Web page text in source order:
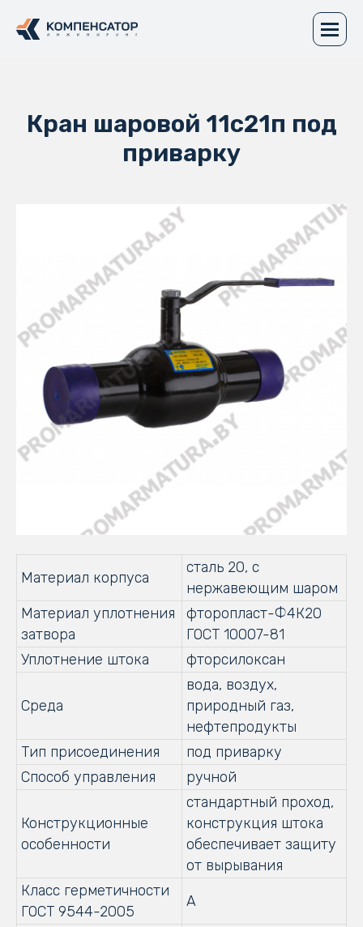
Кран шаровой 11с21п под
приварку
Материал корпуса
сталь 20, с
нержавеющим шаром
Материал уплотнения
затвора
фторопласт-Ф4К20
ГОСТ 10007-81
Уплотнение штока
фторсилоксан
Среда
вода, воздух,
природный газ,
нефтепродукты
Тип присоединения
под приварку
Способ управления
ручной
Конструкционные
особенности
стандартный проход,
конструкция штока
обеспечивает защиту
от вырывания
Класс герметичности
ГОСТ 9544-2005
А